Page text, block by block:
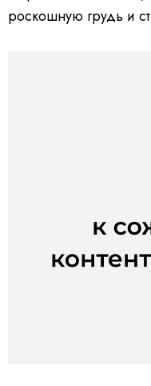
роскошную грудь и